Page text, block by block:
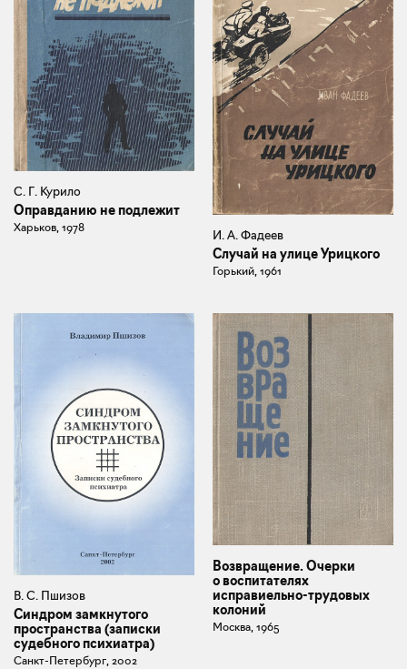
С. Г. Курило
Оправданию не подлежит
Харьков, 1978
И. А. Фадеев
Случай на улице Урицкого
Горький, 1961
В. С. Пшизов
Синдром замкнутого
пространства (записки
судебного психиатра)
Санкт-Петербург, 2002
Возвращение. Очерки
о воспитателях
исправиельно-трудовых
колоний
Москва, 1965